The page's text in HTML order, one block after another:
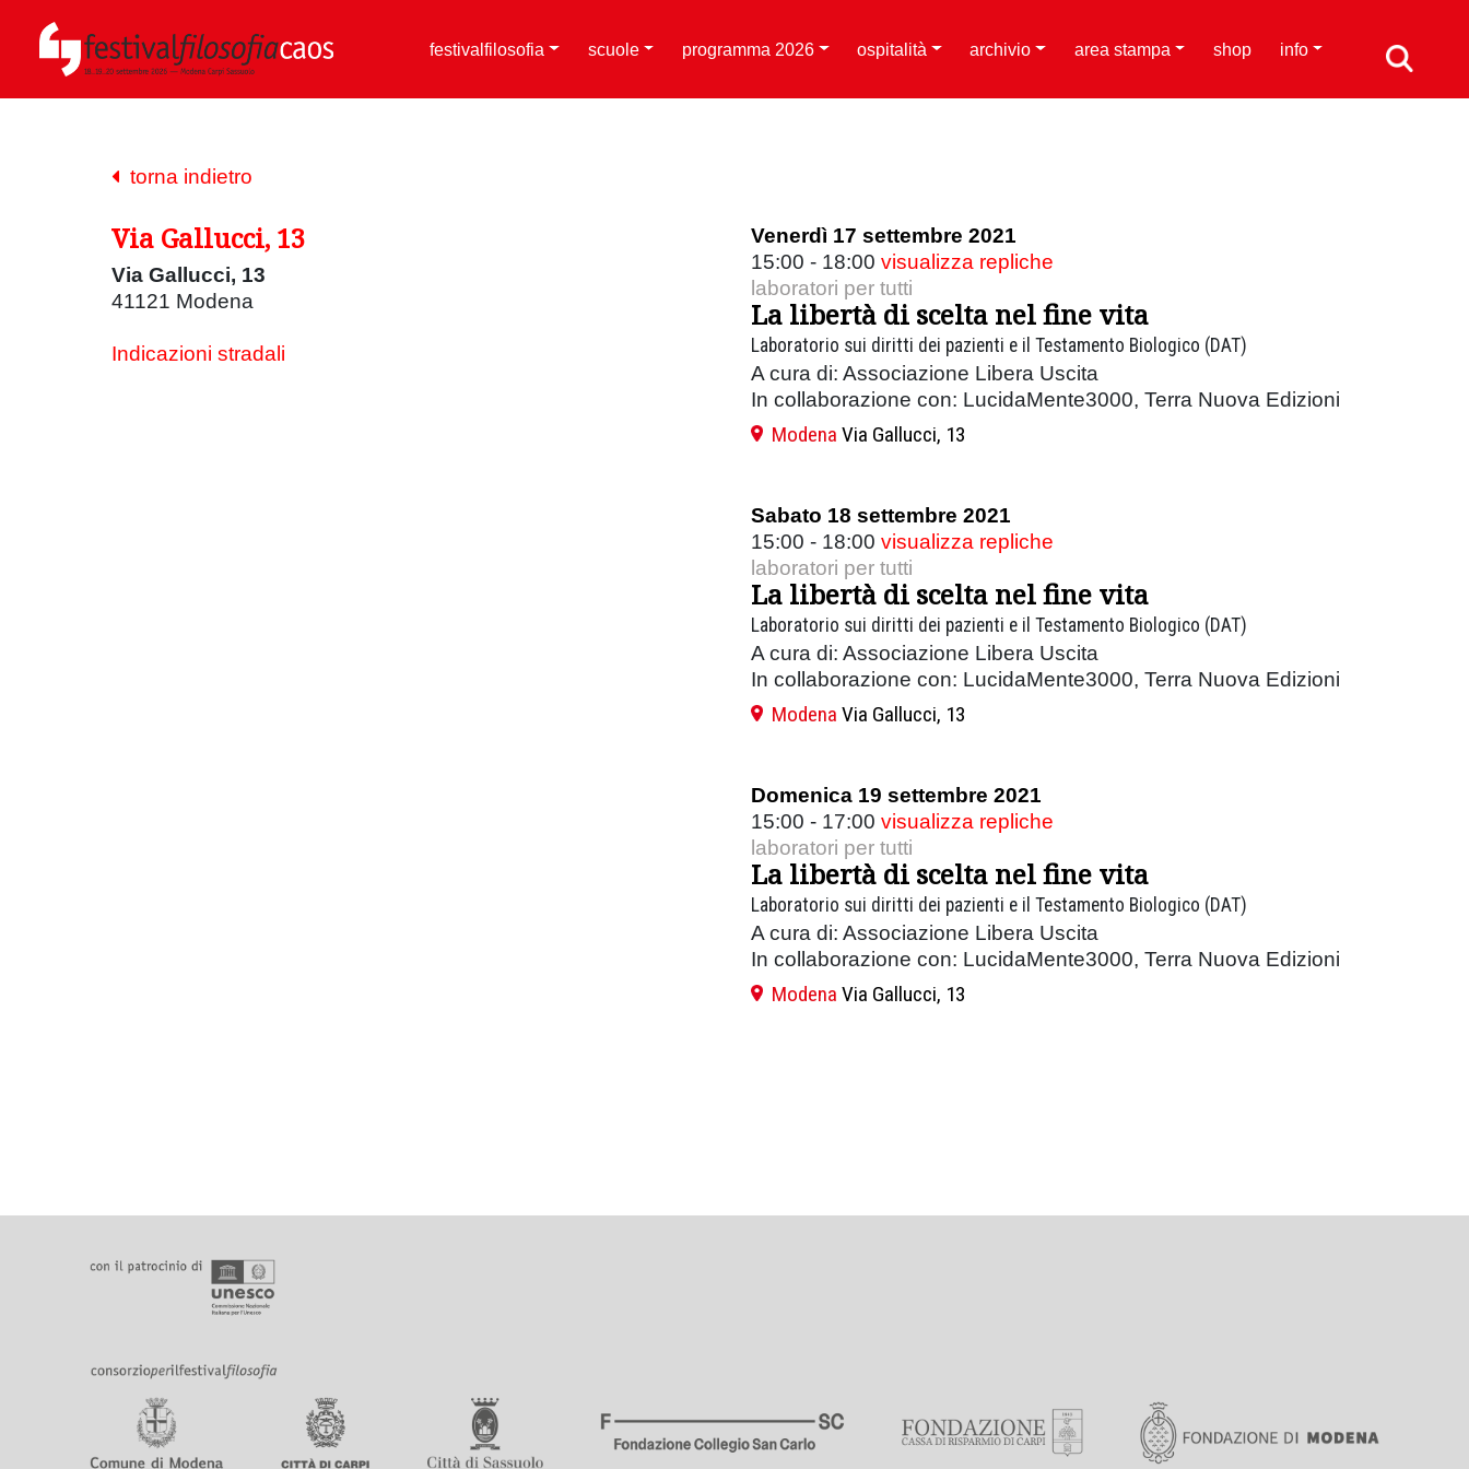
festivalfilosofia scuole programma 2026 ospitalità archivio area stampa shop info
torna indietro
Via Gallucci, 13
Via Gallucci, 13
41121 Modena
Indicazioni stradali
Venerdì 17 settembre 2021
15:00 - 18:00 visualizza repliche
laboratori per tutti
La libertà di scelta nel fine vita
Laboratorio sui diritti dei pazienti e il Testamento Biologico (DAT)
A cura di: Associazione Libera Uscita
In collaborazione con: LucidaMente3000, Terra Nuova Edizioni
Modena Via Gallucci, 13
Sabato 18 settembre 2021
15:00 - 18:00 visualizza repliche
laboratori per tutti
La libertà di scelta nel fine vita
Laboratorio sui diritti dei pazienti e il Testamento Biologico (DAT)
A cura di: Associazione Libera Uscita
In collaborazione con: LucidaMente3000, Terra Nuova Edizioni
Modena Via Gallucci, 13
Domenica 19 settembre 2021
15:00 - 17:00 visualizza repliche
laboratori per tutti
La libertà di scelta nel fine vita
Laboratorio sui diritti dei pazienti e il Testamento Biologico (DAT)
A cura di: Associazione Libera Uscita
In collaborazione con: LucidaMente3000, Terra Nuova Edizioni
Modena Via Gallucci, 13